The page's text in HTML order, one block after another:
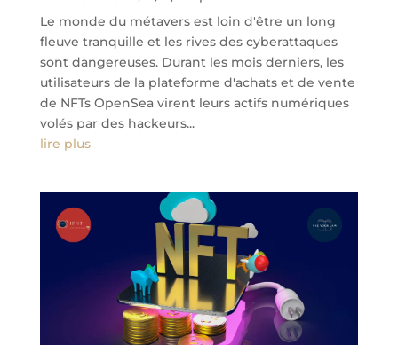
Le monde du métavers est loin d'être un long
fleuve tranquille et les rives des cyberattaques
sont dangereuses. Durant les mois derniers, les
utilisateurs de la plateforme d'achats et de vente
de NFTs OpenSea virent leurs actifs numériques
volés par des hackeurs...
lire plus